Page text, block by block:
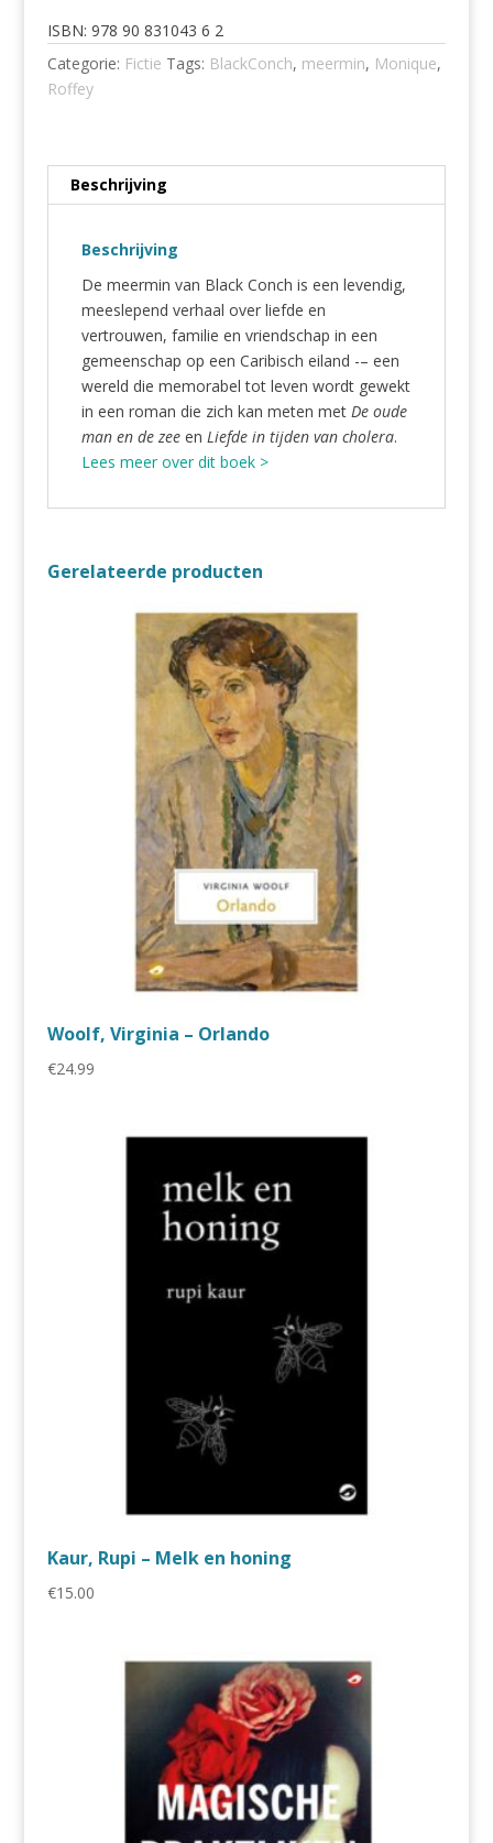
meermin
Black
Conch
ISBN: 978 90 831043 6 2
Categorie: Fictie Tags: BlackConch, meermin, Monique,
Roffey
Beschrijving
Beschrijving
De meermin van Black Conch is een levendig,
meeslepend verhaal over liefde en
vertrouwen, familie en vriendschap in een
gemeenschap op een Caribisch eiland -– een
wereld die memorabel tot leven wordt gewekt
in een roman die zich kan meten met De oude
man en de zeeen Liefde in tijden van cholera.
Lees meer over dit boek >
Gerelateerde producten
Woolf, Virginia – Orlando
€24.99
Kaur, Rupi – Melk en honing
€15.00